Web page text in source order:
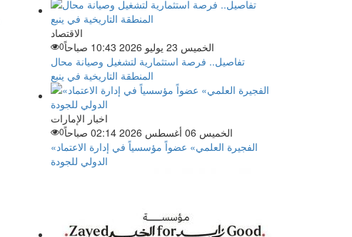
الاقتصاد
الخميس 23 يوليو 2026 10:43 صباحاً
0
تفاصيل.. فرصة استثمارية لتشغيل وصيانة محال
المنطقة التاريخية في ينبع
اخبار الإمارات
الخميس 06 أغسطس 2026 02:14 صباحاً
0
«الفجيرة العلمي» عضواً مؤسسياً في إدارة الاعتماد
الدولي للجودة